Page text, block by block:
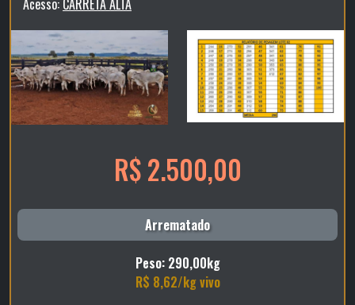
Acesso: CARRETA ALTA
R$ 2.500,00
Arrematado
Peso: 290,00kg
R$ 8,62/kg vivo